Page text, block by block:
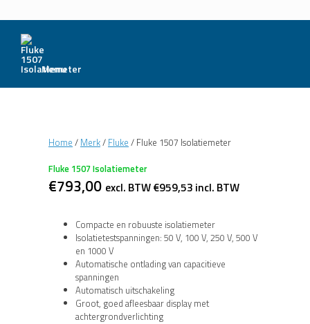
Menu
Home / Merk/ Fluke / Fluke 1507 Isolatiemeter
Fluke 1507 Isolatiemeter
€793,00 excl. BTW€959,53 incl. BTW
Compacte en robuuste isolatiemeter
Isolatietestspanningen: 50 V, 100 V, 250 V, 500 V
en 1000 V
Automatische ontlading van capacitieve
spanningen
Automatisch uitschakeling
Groot, goed afleesbaar display met
achtergrondverlichting